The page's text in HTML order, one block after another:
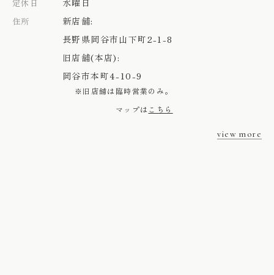
定休日
住所
新店舗:
長野県岡谷市山下町2-1-8
旧店舗(本店):
岡谷市本町4-10-9
※旧店舗は臨時営業のみ。
マップは こちら
view more